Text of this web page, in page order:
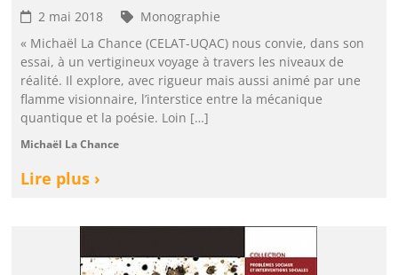
2 mai 2018
Monographie
« Michaël La Chance (CELAT-UQAC) nous convie, dans son
essai, à un vertigineux voyage à travers les niveaux de
réalité. Il explore, avec rigueur mais aussi animé par une
flamme visionnaire, l’interstice entre la mécanique
quantique et la poésie. Loin […]
Michaël La Chance
Lire plus ›